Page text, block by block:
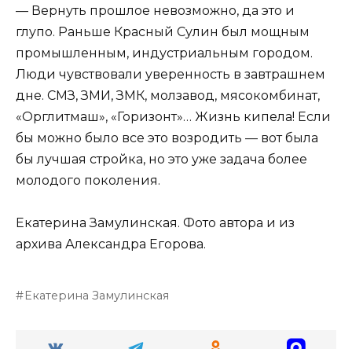
— Вернуть прошлое невозможно, да это и
глупо. Раньше Красный Сулин был мощным
промышленным, индустриальным городом.
Люди чувствовали уверенность в завтрашнем
дне. СМЗ, ЗМИ, ЗМК, молзавод, мясокомбинат,
«Орглитмаш», «Горизонт»… Жизнь кипела! Если
бы можно было все это возродить — вот была
бы лучшая стройка, но это уже задача более
молодого поколения.
Екатерина Замулинская. Фото автора и из
архива Александра Егорова.
Екатерина Замулинская